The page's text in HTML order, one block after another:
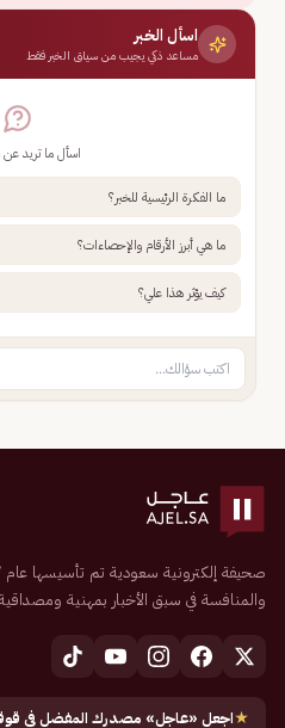
اسأل الخبر
مساعد ذكي يجيب من سياق الخبر فقط
اسأل ما تريد عن
ما الفكرة الرئيسية للخبر؟
ما هي أبرز الأرقام والإحصاءات؟
كيف يؤثر هذا علي؟
والمنافسة في سبق الأخبار بمهنية
★اجعل «عاجل» مصدرك المفضل في